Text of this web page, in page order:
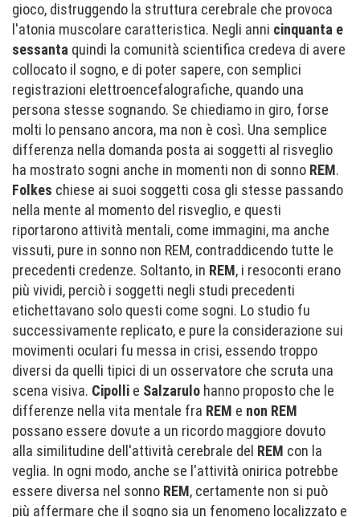
gioco, distruggendo la struttura cerebrale che provoca
l'atonia muscolare caratteristica. Negli anni cinquanta e
sessanta quindi la comunità scientifica credeva di avere
collocato il sogno, e di poter sapere, con semplici
registrazioni elettroencefalografiche, quando una
persona stesse sognando. Se chiediamo in giro, forse
molti lo pensano ancora, ma non è così. Una semplice
differenza nella domanda posta ai soggetti al risveglio
ha mostrato sogni anche in momenti non di sonno REM.
Folkes chiese ai suoi soggetti cosa gli stesse passando
nella mente al momento del risveglio, e questi
riportarono attività mentali, come immagini, ma anche
vissuti, pure in sonno non REM, contraddicendo tutte le
precedenti credenze. Soltanto, in REM, i resoconti erano
più vividi, perciò i soggetti negli studi precedenti
etichettavano solo questi come sogni. Lo studio fu
successivamente replicato, e pure la considerazione sui
movimenti oculari fu messa in crisi, essendo troppo
diversi da quelli tipici di un osservatore che scruta una
scena visiva. Cipolli e Salzarulo hanno proposto che le
differenze nella vita mentale fra REM e non REM
possano essere dovute a un ricordo maggiore dovuto
alla similitudine dell'attività cerebrale del REM con la
veglia. In ogni modo, anche se l'attività onirica potrebbe
essere diversa nel sonno REM, certamente non si può
più affermare che il sogno sia un fenomeno localizzato e